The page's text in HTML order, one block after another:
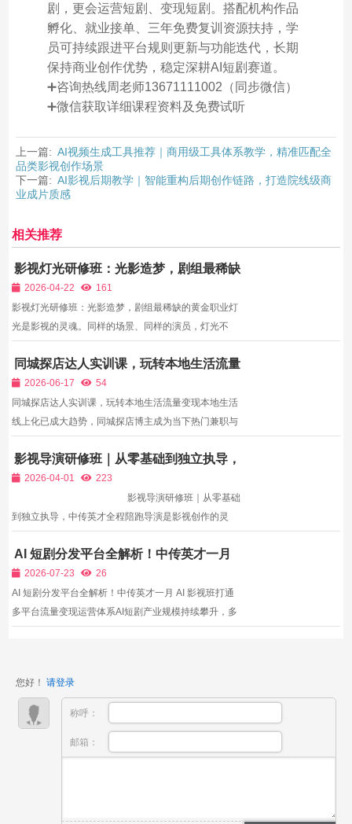
剧，更会运营短剧、变现短剧。搭配机构作品
孵化、就业接单、三年免费复训资源扶持，学
员可持续跟进平台规则更新与功能迭代，长期
保持商业创作优势，稳定深耕AI短剧赛道。
➕咨询热线周老师13671111002（同步微信）
➕微信获取详细课程资料及免费试听
上一篇: AI视频生成工具推荐｜商用级工具体系教学，精准匹配全
品类影视创作场景
下一篇: AI影视后期教学｜智能重构后期创作链路，打造院线级商
业成片质感
相关推荐
影视灯光研修班：光影造梦，剧组最稀缺
的黄金职业
2026-04-22
161
影视灯光研修班：光影造梦，剧组最稀缺的黄金职业灯
光是影视的灵魂。同样的场景、同样的演员，灯光不
薪资高、需求大、越资深越值钱，是目前影视行业最稀
缺、最稳定的职业之一。 中传英才影视灯光研修班，专
门培养能...
同城探店达人实训课，玩转本地生活流量
变现2026-06-17
54
同城探店达人实训课，玩转本地生活流量变现本地生活
线上化已成大趋势，同城探店博主成为当下热门兼职与
为餐饮、酒店、娱乐、美容等本地商家宣传推广，赚取
商单佣金、团购分成，工作时间灵活、收入稳定。但很
影视导演研修班｜从零基础到独立执导，
中传英才全程陪跑
2026-04-01
223
影视导演研修班｜从零基础
到独立执导，中传英才全程陪跑导演是影视创作的灵
导演门槛极高、必须科班出身、必须资源深厚，普通人
很难入行。事实上，随着短视频、网...
AI 短剧分发平台全解析！中传英才一月
AI 影视班打通多平台流量变现运营体系
2026-07-23
26
AI 短剧分发平台全解析！中传英才一月 AI 影视班打通
多平台流量变现运营体系AI短剧产业规模持续攀升，多
制作的...
您好！ 请登录
称呼：
邮箱：